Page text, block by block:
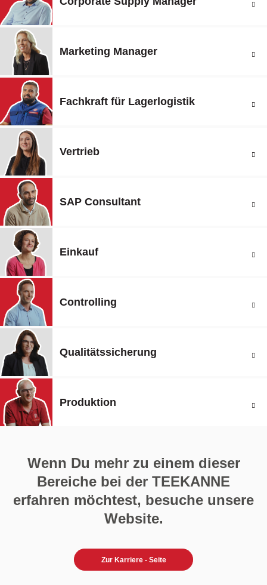
Marketing Manager
Fachkraft für Lagerlogistik
Vertrieb
SAP Consultant
Einkauf
Controlling
Qualitätssicherung
Produktion
Wenn Du mehr zu einem dieser
Bereiche bei der TEEKANNE
erfahren möchtest, besuche unsere
Website.
Zur Karriere - Seite